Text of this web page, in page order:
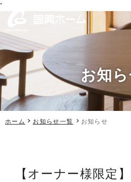
"
お知
ホーム お知らせ一覧 お知らせ
【オーナー様限定